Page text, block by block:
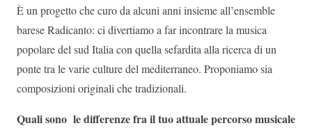
È un progetto che curo da alcuni anni insieme all’ensemble
barese Radicanto: ci divertiamo a far incontrare la musica
popolare del sud Italia con quella sefardita alla ricerca di un
ponte tra le varie culture del mediterraneo. Proponiamo sia
composizioni originali che tradizionali.
Quali sono le differenze fra il tuo attuale percorso musicale